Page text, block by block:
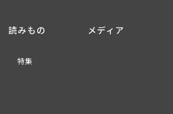
読みもの
特集
メディア